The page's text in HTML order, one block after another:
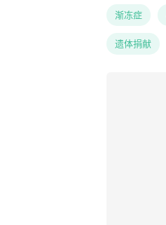
渐冻症
遗体捐献